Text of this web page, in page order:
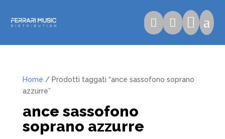
   a
Home / Prodotti taggati “ance sassofono soprano
azzurre”
ance sassofono
soprano azzurre